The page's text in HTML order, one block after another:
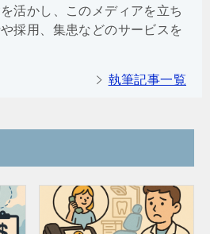
活かし、このメディアを立ち
採用、集患などのサービスを
執筆記事一覧